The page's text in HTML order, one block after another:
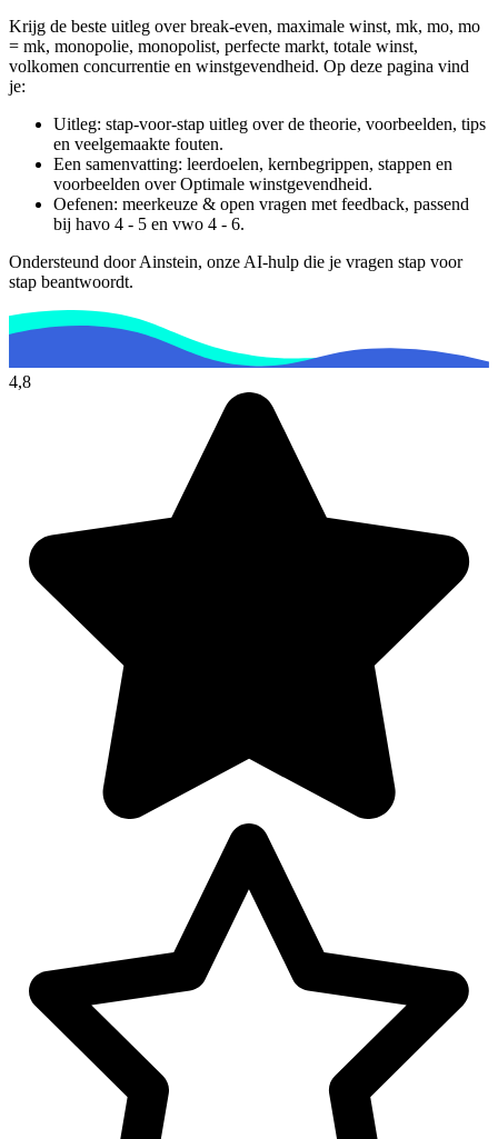
Krijg de beste uitleg over break-even, maximale winst, mk, mo, mo
= mk, monopolie, monopolist, perfecte markt, totale winst,
volkomen concurrentie en winstgevendheid. Op deze pagina vind
je:
Uitleg: stap-voor-stap uitleg over de theorie, voorbeelden, tips
en veelgemaakte fouten.
Een samenvatting: leerdoelen, kernbegrippen, stappen en
voorbeelden overOptimale winstgevendheid.
Oefenen: meerkeuze & open vragen met feedback, passend
bij havo 4 - 5 en vwo 4 - 6.
Ondersteund door Ainstein, onze AI-hulp die je vragen stap voor
stap beantwoordt.
4,8